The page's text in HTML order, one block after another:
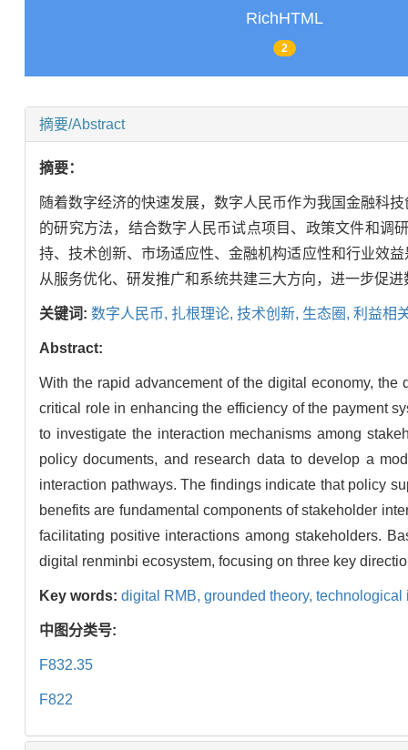
RichHTML
2
摘要/Abstract
摘要：
随着数字经济的快速发展，数字人民币作为我国金融科
的研究方法，结合数字人民币试点项目、政策文件和调
持、技术创新、市场适应性、金融机构适应性和行业效
从服务优化、研发推广和系统共建三大方向，进一步促
关键词: 数字人民币, 扎根理论, 技术创新, 生态圈, 利益相
Abstract:
With the rapid advancement of the digital economy,
critical role in enhancing the efficiency of the payment
to investigate the interaction mechanisms among
policy documents, and research data to develop a
interaction pathways. The findings indicate that policy
benefits are fundamental components of stakeholder
facilitating positive interactions among stakeholders.
digital renminbi ecosystem, focusing on three key
Key words: digital RMB, grounded theory, technological
中图分类号:
F832.35
F822